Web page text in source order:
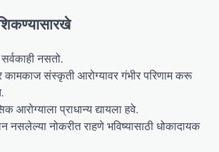
नसतो.
कामकाज संस्कृती आरोग्यावर गंभीर परिणाम करू
आरोग्याला प्राधान्य द्यायला हवे.
नसलेल्या नोकरीत राहणे भविष्यासाठी धोकादायक